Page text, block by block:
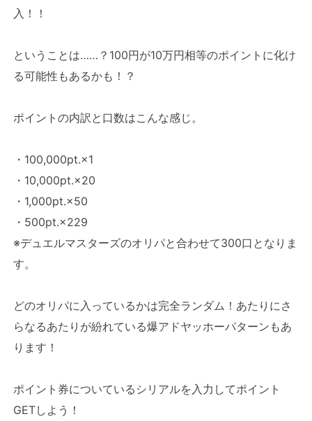
入！！
ということは……？100円が10万円相等のポイントに化け
る可能性もあるかも！？
ポイントの内訳と口数はこんな感じ。
・100,000pt.×1
・10,000pt.×20
・1,000pt.×50
・500pt.×229
※デュエルマスターズのオリパと合わせて300口となりま
す。
どのオリパに入っているかは完全ランダム！あたりにさ
らなるあたりが紛れている爆アドヤッホーパターンもあ
ります！
ポイント券についているシリアルを入力してポイント
GETしよう！